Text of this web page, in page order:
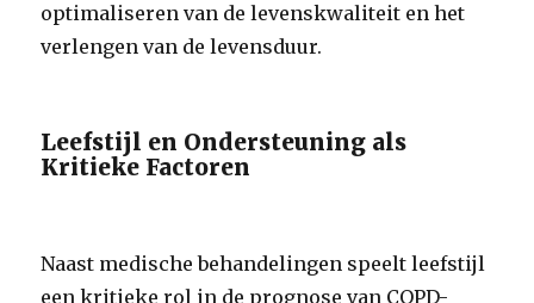
optimaliseren van de levenskwaliteit en het
verlengen van de levensduur.
Leefstijl en Ondersteuning als
Kritieke Factoren
Naast medische behandelingen speelt leefstijl
een kritieke rol in de prognose van COPD-